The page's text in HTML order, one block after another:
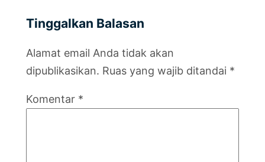
Tinggalkan Balasan
Alamat email Anda tidak akan
dipublikasikan. Ruas yang wajib ditandai *
Komentar *